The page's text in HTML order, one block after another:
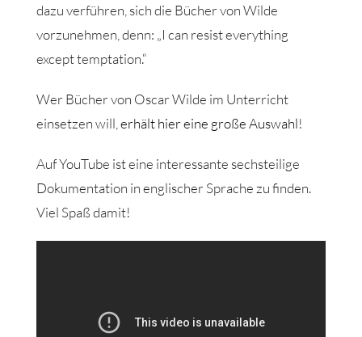
dazu verführen, sich die Bücher von Wilde
vorzunehmen, denn: „I can resist everything
except temptation.“
Wer Bücher von Oscar Wilde im Unterricht
einsetzen will, erhält hier eine große Auswahl!
Auf YouTube ist eine interessante sechsteilige
Dokumentation in englischer Sprache zu finden.
Viel Spaß damit!